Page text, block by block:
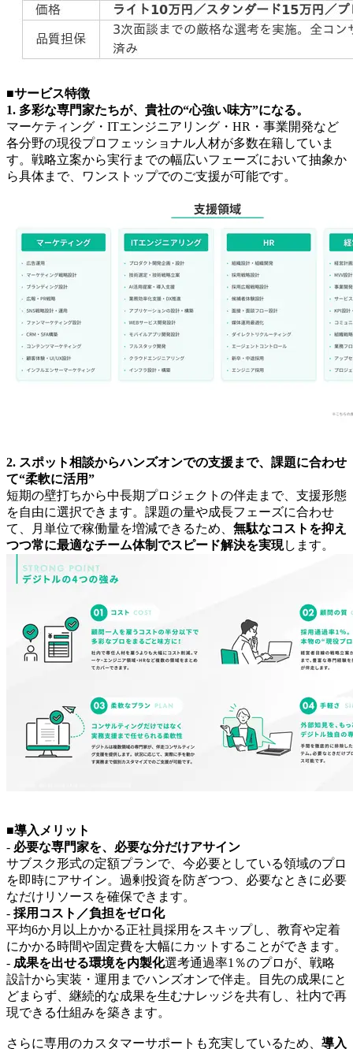
■サービス特徴
1. 多彩な専門家たちが、貴社の“心強い味方”になる。
マーケティング・ITエンジニアリング・HR・事業開発など
各分野の現役プロフェッショナル人材が多数在籍していま
す。戦略立案から実行までの幅広いフェーズにおいて抽象か
ら具体まで、ワンストップでのご支援が可能です。
2. スポット相談からハンズオンでの支援まで、課題に合わせ
て“柔軟に活用”
短期の壁打ちから中長期プロジェクトの伴走まで、支援形態
を自由に選択できます。課題の量や成長フェーズに合わせ
て、月単位で稼働量を増減できるため、 無駄なコストを抑え
つつ常に最適なチーム体制でスピード解決を実現します。
■導入メリット
- 必要な専門家を、必要な分だけアサイン
サブスク形式の定額プランで、今必要としている領域のプロ
を即時にアサイン。過剰投資を防ぎつつ、必要なときに必要
なだけリソースを確保できます。
- 採用コスト／負担をゼロ化
平均6か月以上かかる正社員採用をスキップし、教育や定着
にかかる時間や固定費を大幅にカットすることができます。
- 成果を出せる環境を内製化選考通過率1％のプロが、戦略
設計から実装・運用までハンズオンで伴走。目先の成果にと
どまらず、継続的な成果を生むナレッジを共有し、社内で再
現できる仕組みを築きます。
さらに専用のカスタマーサポートも充実しているため、 導入